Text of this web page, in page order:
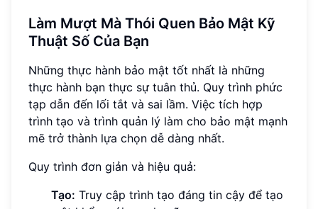
Làm Mượt Mà Thói Quen Bảo Mật Kỹ
Thuật Số Của Bạn
Những thực hành bảo mật tốt nhất là những
thực hành bạn thực sự tuân thủ. Quy trình phức
tạp dẫn đến lối tắt và sai lầm. Việc tích hợp
trình tạo và trình quản lý làm cho bảo mật mạnh
mẽ trở thành lựa chọn dễ dàng nhất.
Quy trình đơn giản và hiệu quả:
Tạo: Truy cập trình tạo đáng tin cậy để tạo